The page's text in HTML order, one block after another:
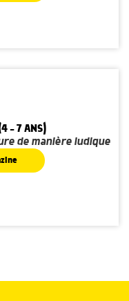
- 7 ANS)
de manière ludique